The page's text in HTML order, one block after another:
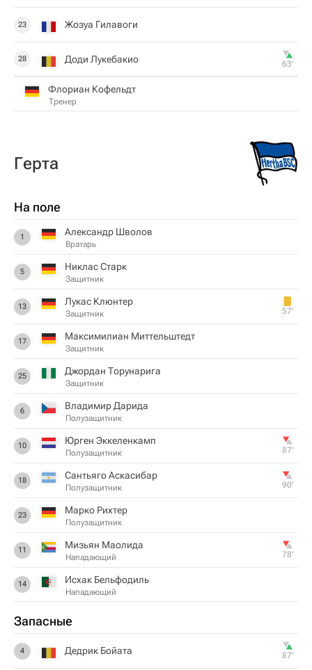
23 Жозуа Гилавоги
28 Доди Лукебакио 63‎’‎
Флориан Кофельдт
Тренер
Герта
На поле
1 Александр Шволов
Вратарь
5 Никлас Старк
Защитник
13 Лукас Клюнтер
Защитник 57‎’‎
17 Максимилиан Миттельштедт
Защитник
25 Джордан Торунарига
Защитник
6 Владимир Дарида
Полузащитник
10 Юрген Эккеленкамп
Полузащитник 87‎’‎
18 Сантьяго Аскасибар
Полузащитник 90‎’‎
23 Марко Рихтер
Полузащитник
11 Мизьян Маолида
Нападающий 78‎’‎
14 Исхак Бельфодиль
Нападающий
Запасные
4 Дедрик Бойата 87‎’‎